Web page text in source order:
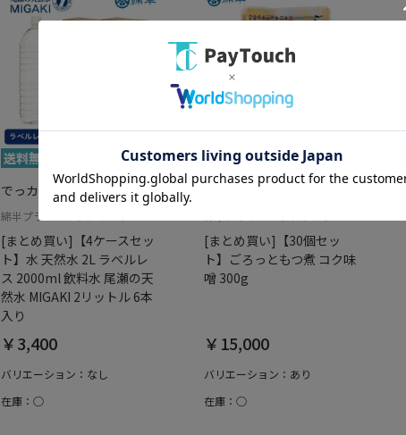
でっカート
綿半プライベートブランド
[まとめ買い]【4ケースセッ
ト】水 天然水 2L ラベルレ
ス 2000ml 飲料水 尾瀬の天
然水 MIGAKI 2リットル 6本
入り
￥3,400
バリエーション：なし
在庫：○
でっカート
[まとめ買い]【30個セッ
ト】ごろっともつ煮 コク味
噌 300g
￥15,000
バリエーション：あり
在庫：○